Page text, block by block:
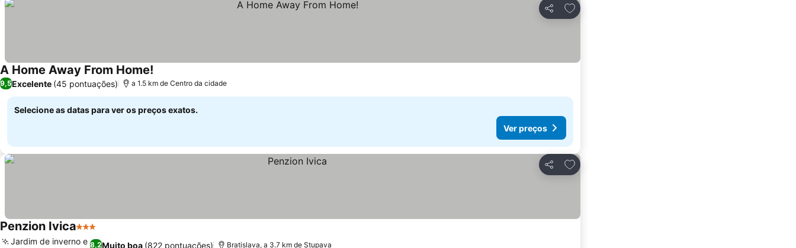
Partilhar
Adicionar aos favoritos
A Home Away From Home!
9,5Excelente (45 pontuações) a 1.5 km de Centro da cidade
Selecione as datas para ver os preços exatos.
Ver preços
Partilhar
Adicionar aos favoritos
Penzion Ivica3 Estrelas
8,2Muito boa (822 pontuações)
Jardim de inverno e
Bratislava, a 3.7 km de Stupava